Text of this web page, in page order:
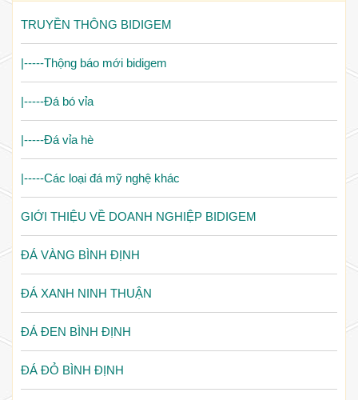
TRUYỀN THÔNG BIDIGEM
|-----Thộng báo mới bidigem
|-----Đá bó vỉa
|-----Đá vỉa hè
|-----Các loại đá mỹ nghệ khác
GIỚI THIỆU VỀ DOANH NGHIỆP BIDIGEM
ĐÁ VÀNG BÌNH ĐỊNH
ĐÁ XANH NINH THUẬN
ĐÁ ĐEN BÌNH ĐỊNH
ĐÁ ĐỎ BÌNH ĐỊNH